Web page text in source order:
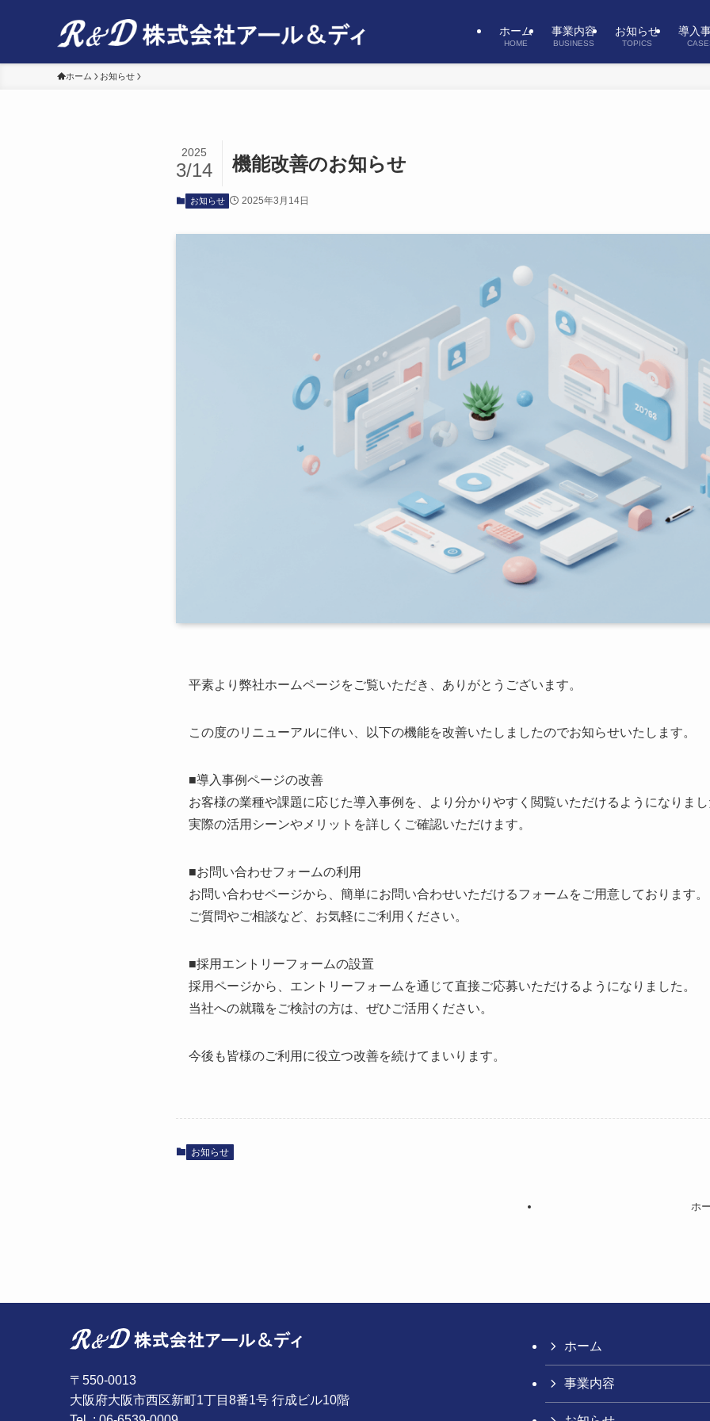
ホーム
HOME
事業内容
BUSINESS
お知らせ
TOPICS
導入
ホーム お知らせ
機能改善のお知らせ
2025
3/14
お知らせ 2025年3月14日
平素より弊社ホームページをご覧いただき、ありがとうございます。
この度のリニューアルに伴い、以下の機能を改善いたしましたのでお知らせいたします。
■導入事例ページの改善
お客様の業種や課題に応じた導入事例を、より分かりやすく閲覧いただけるようになりま
実際の活用シーンやメリットを詳しくご確認いただけます。
■お問い合わせフォームの利用
お問い合わせページから、簡単にお問い合わせいただけるフォームをご用意しております。
ご質問やご相談など、お気軽にご利用ください。
■採用エントリーフォームの設置
採用ページから、エントリーフォームを通じて直接ご応募いただけるようになりました。
当社への就職をご検討の方は、ぜひご活用ください。
今後も皆様のご利用に役立つ改善を続けてまいります。
お知らせ
ホ
〒550-0013
大阪府大阪市西区新町1丁目8番1号 行成ビル10階
ホーム
事業内容